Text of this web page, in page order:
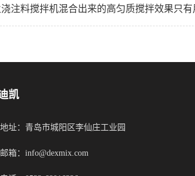
注料搅拌机混合出来的高匀质搅拌效果只
凯
地址：青岛市城阳区李仙庄工业园
邮箱：info@dexmix.com